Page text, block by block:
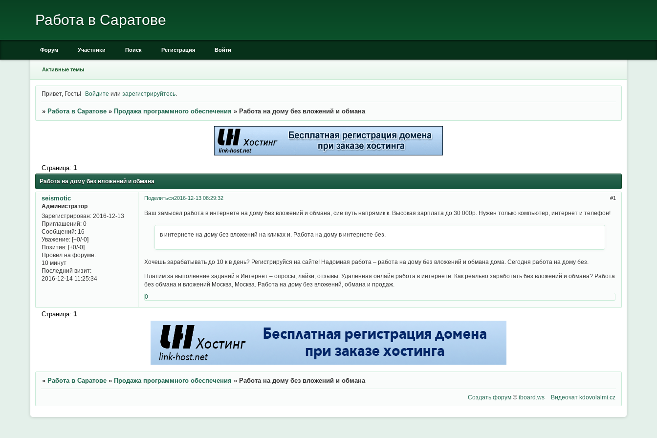
Работа в Саратове
Форум Участники Поиск Регистрация Войти
Активные темы
Привет, Гость! Войдите илизарегистрируйтесь
» Работа в Саратове » Продажа программного обеспечения » Работа на дому без вложений и обмана
Работа на дому без вложений и обмана
Страница: 1
Поделиться 1
2016-12-13 08:29:32
seismotic
Администратор
Зарегистрирован: 2016-12-13
Приглашений:0
Сообщений:16
Уважение: [+0/-0]
Позитив: [+0/-0]
Провел на форуме:
10 минут
Последний визит:
2016-12-14 11:25:34
Ваш замысел работа в интернете на дому без вложений и обмана, сие путь напрямик к. Высокая зарплата до 30 000р. Нужен только компьютер, интернет и телефон!
в интернете на дому без вложений на кликах и. Работа на дому в интернете без.
Хочешь зарабатывать до 10 к в день? Регистрируйся на сайте! Надомная работа – работа на дому без вложений и обмана дома. Сегодня работа на дому без.
Платим за выполнение заданий в Интернет – опросы, лайки, отзывы. Удаленная онлайн работа в интернете. Как реально заработать без вложений и обмана? Работа
без обмана и вложений Москва, Москва. Работа на дому без вложений, обмана и продаж.
0
Страница: 1
» Работа в Саратове » Продажа программного обеспечения » Работа на дому без вложений и обмана
Создать форум ©iboard.ws Видеочат kdovolalmi.cz